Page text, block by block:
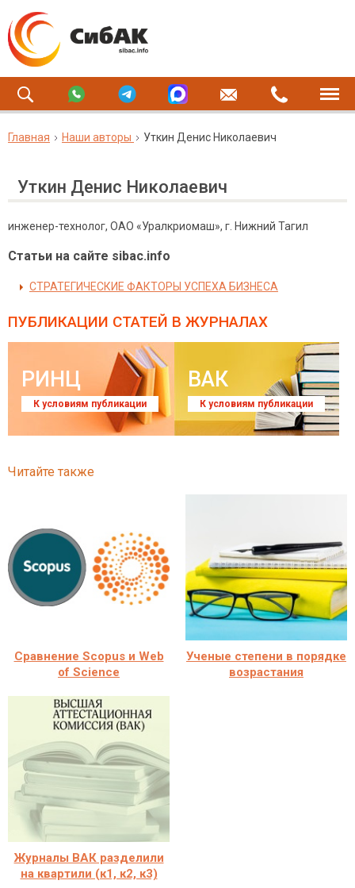
Главная Наши авторы Уткин Денис Николаевич
Уткин Денис Николаевич
инженер-технолог, ОАО «Уралкриомаш», г. Нижний Тагил
Статьи на сайте sibac.info
СТРАТЕГИЧЕСКИЕ ФАКТОРЫ УСПЕХА БИЗНЕСА
ПУБЛИКАЦИИ СТАТЕЙ В ЖУРНАЛАХ
РИНЦ
К условиям публикации
ВАК
К условиям публикации
Читайте также
Сравнение Scopus и Web
of Science
Ученые степени в порядке
возрастания
Журналы ВАК разделили
на квартили (к1, к2, к3)